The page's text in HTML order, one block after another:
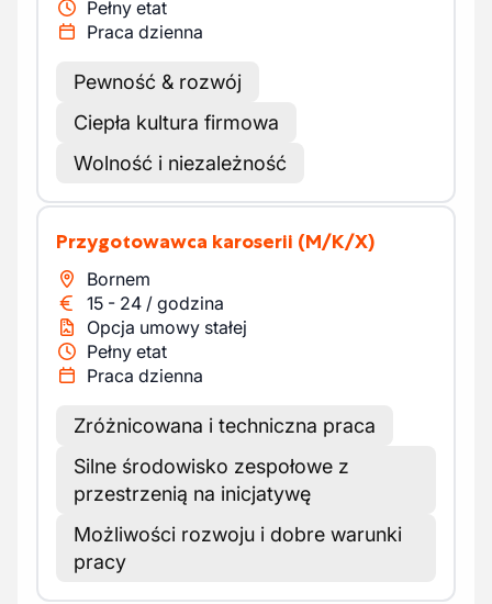
Pełny etat
Praca dzienna
Pewność & rozwój
Ciepła kultura firmowa
Wolność i niezależność
Przygotowawca karoserii (M/K/X)
Bornem
15 - 24 / godzina
Opcja umowy stałej
Pełny etat
Praca dzienna
Zróżnicowana i techniczna praca
Silne środowisko zespołowe z
przestrzenią na inicjatywę
Możliwości rozwoju i dobre warunki
pracy